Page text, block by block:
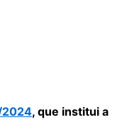
2024, que institui a